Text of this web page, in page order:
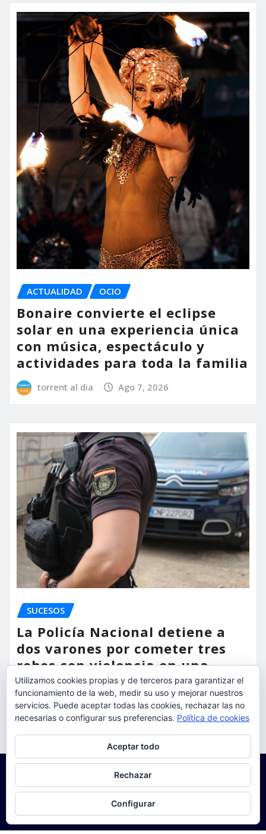
ACTUALIDAD OCIO
Bonaire convierte el eclipse
solar en una experiencia única
con música, espectáculo y
actividades para toda la familia
torrent al dia Ago 7, 2026
SUCESOS
La Policía Nacional detiene a
dos varones por cometer tres
robos con violencia en una
misma mañana
torrent al dia Ago 7, 2026
Utilizamos cookies propias y de terceros para garantizar el
funcionamiento de la web, medir su uso y mejorar nuestros
servicios. Puede aceptar todas las cookies, rechazar las no
necesarias o configurar sus preferencias. Política de cookies
Aceptar todo
Rechazar
Configurar
Para obtener más información, incluido cómo gestionar las cookies,